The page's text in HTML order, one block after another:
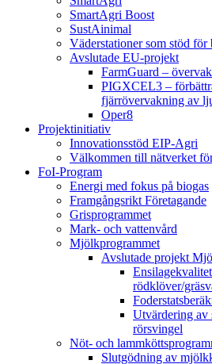
SmartAgri Boost
SustAinimal
Väderstationer som stöd
Avslutade EU-projekt
FarmGuard –
PIGXCEL3 –
fjärrövervakning av
Oper8
Projektinitiativ
Innovationsstöd EIP-Agri
Välkommen till nätverket
FoI-Program
Energi med fokus på biogas
Framgångsrikt Företagande
Grisprogrammet
Mark- och vattenvård
Mjölkprogrammet
Avslutade projekt
rödklöver/
Utvärdering av
rörsvingel
Nöt- och
Slutgödning av